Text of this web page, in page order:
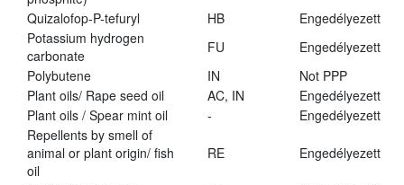
Quizalofop-P-tefuryl HB
Engedélyezett
Potassium hydrogen
carbonate
FU
Engedélyezett
Polybutene
IN
Not PPP
Plant oils/ Rape seed oil
AC, IN
Engedélyezett
Plant oils / Spear mint oil
-
Engedélyezett
Repellents by smell of
animal or plant origin/ fish
oil
RE Engedélyezett